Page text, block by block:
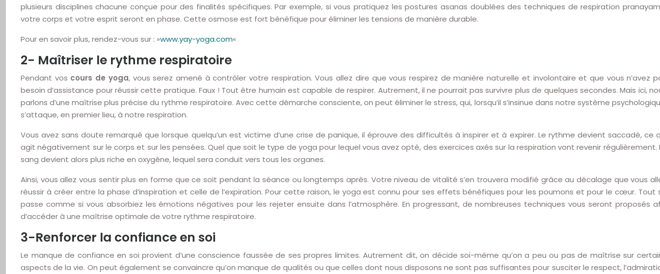
plusieurs disciplines chacune conçue pour des finalités spécifiques. Par exemple, si vous pratiquez les postures asanas doublées des techniques de respiration
votre corps et votre esprit seront en phase. Cette osmose est fort bénéfique pour éliminer les tensions de manière durable.
Pour en savoir plus, rendez-vous sur : »www.yay-yoga.com«
2- Maîtriser le rythme respiratoire
Pendant vos cours de yoga, vous serez amené à contrôler votre respiration. Vous allez dire que vous respirez de manière naturelle et involontaire et que vous n’avez
besoin d’assistance pour réussir cette pratique. Faux ! Tout être humain est capable de respirer. Autrement, il ne pourrait pas survivre plus de quelques secondes. Mais ici,
parlons d’une maîtrise plus précise du rythme respiratoire. Avec cette démarche consciente, on peut éliminer le stress, qui, lorsqu’il s’insinue dans notre système
s’attaque, en premier lieu, à notre respiration.
Vous avez sans doute remarqué que lorsque quelqu’un est victime d’une crise de panique, il éprouve des difficultés à inspirer et à expirer. Le rythme devient saccadé, ce
agit négativement sur le corps et sur les pensées. Quel que soit le type de yoga pour lequel vous avez opté, des exercices axés sur la respiration vont revenir régulièrement.
sang devient alors plus riche en oxygène, lequel sera conduit vers tous les organes.
Ainsi, vous allez vous sentir plus en forme que ce soit pendant la séance ou longtemps après. Votre niveau de vitalité s’en trouvera modifié grâce au décalage que vous
réussir à créer entre la phase d’inspiration et celle de l’expiration. Pour cette raison, le yoga est connu pour ses effets bénéfiques pour les poumons et pour le cœur. Tout
passe comme si vous absorbiez les émotions négatives pour les rejeter ensuite dans l’atmosphère. En progressant, de nombreuses techniques vous seront proposés
d’accéder à une maîtrise optimale de votre rythme respiratoire.
3-Renforcer la confiance en soi
Le manque de confiance en soi provient d’une conscience faussée de ses propres limites. Autrement dit, on décide soi-même qu’on a peu ou pas de maîtrise sur
aspects de la vie. On peut également se convaincre qu’on manque de qualités ou que celles dont nous disposons ne sont pas suffisantes pour susciter le respect,